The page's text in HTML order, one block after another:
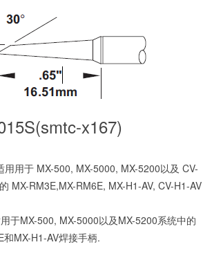
x167)
用用于 MX-500, MX-5000, MX-5200以及 CV-
MX-RM3E,MX-RM6E, MX-H1-AV, CV-H1-AV
于MX-500, MX-5000以及MX-5200系统中的
MX-H1-AV焊接手柄.